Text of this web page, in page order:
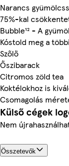
Narancs
75%-kal
Bubble¹² - A
Kóstold meg a
Szőlő
Őszibarack
Citromos zöld tea
Koktélokhoz is
Csomagolás
Külső cégek
Nem
Összetevők